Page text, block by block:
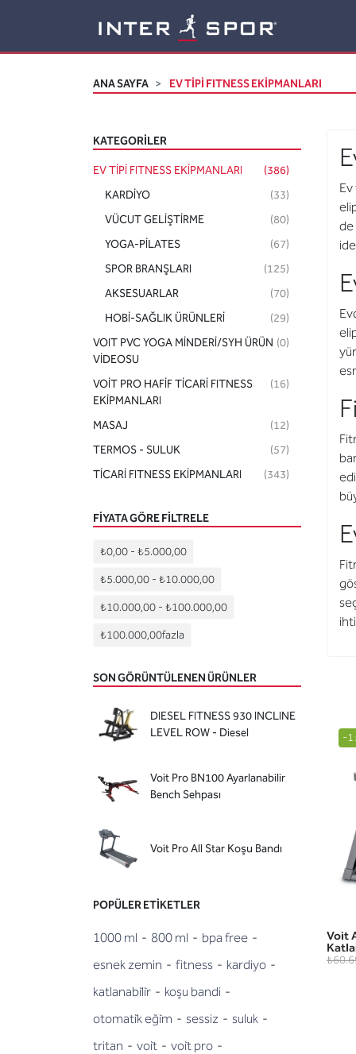
ANA SAYFA EV TİPİ FITNESS EKİPMANLARI
KATEGORILER
EV TİPİ FITNESS EKİPMANLARI
(386)
KARDİYO
(33)
VÜCUT GELİŞTİRME
(80)
YOGA-PİLATES
(67)
SPOR BRANŞLARI
(125)
AKSESUARLAR
(70)
HOBİ-SAĞLIK ÜRÜNLERİ
(29)
VOIT PVC YOGA MİNDERİ/SYH ÜRÜN
VİDEOSU
(0)
VOİT PRO HAFİF TİCARİ FITNESS
EKİPMANLARI
(16)
MASAJ
(12)
TERMOS - SULUK
(57)
TİCARİ FITNESS EKİPMANLARI
(343)
FIYATA GÖRE FILTRELE
₺0,00 - ₺5.000,00
₺5.000,00 - ₺10.000,00
₺10.000,00 - ₺100.000,00
₺100.000,00fazla
SON GÖRÜNTÜLENEN ÜRÜNLER
DIESEL FITNESS 930 INCLINE
LEVEL ROW - Diesel
Voit Pro BN100 Ayarlanabilir
Bench Sehpası
Voit Pro All Star Koşu Bandı
POPÜLER ETIKETLER
1000 ml - 800 ml - bpa free -
esnek zemin - fitness - kardiyo -
katlanabi̇li̇r - koşu bandi -
otomati̇k eği̇m - sessiz - suluk -
tritan - voi̇t - voi̇t pro -
de
-
Voit